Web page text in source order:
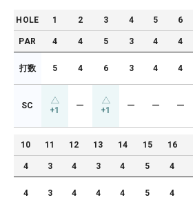
HOLE 1 2 3 4 5 6
PAR 4 4 5 3 4 4
打数 5 4 6 3 4 4
SC +1 ー +1 ー ー ー
10 11 12 13 14 15 16
4 3 4 3 4 5 4
4 3 4 4 4 5 4